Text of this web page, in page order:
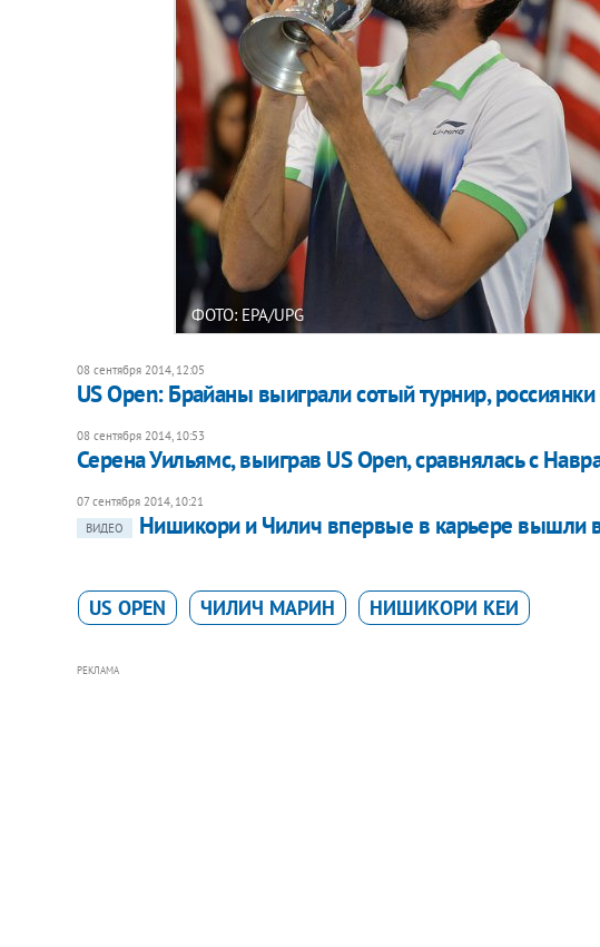
ФОТО: EPA/UPG
08 сентября 2014, 12:05
US Open: Брайаны выиграли сотый турнир,
08 сентября 2014, 10:53
Серена Уильямс, выиграв US Open, сравнялась с
07 сентября 2014, 10:21
ВИДЕО
Нишикори и Чилич впервые в карьере вышли
US OPEN ЧИЛИЧ МАРИН НИШИКОРИ КЕИ
РЕКЛАМА